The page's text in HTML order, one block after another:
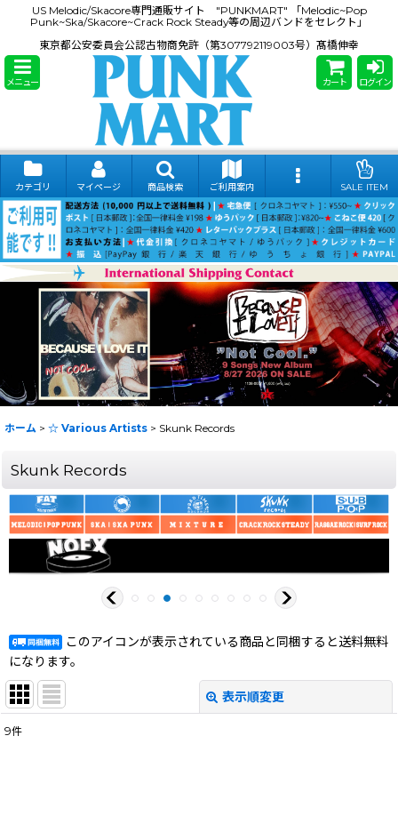
US Melodic/Skacore専門通販サイト "PUNKMART" 「Melodic~Pop
Punk~Ska/Skacore~Crack Rock Steady等の周辺バンドをセレクト」
東京都公安委員会公認古物商免許（第307792119003号）髙橋伸幸
メニュー カート ログイン
カテゴリ マイページ 商品検索 ご利用案内 SALE ITEM
ホーム > ☆ Various Artists > Skunk Records
Skunk Records
このアイコンが表示されている商品と同梱すると送料無料
になります。
表示順変更
9件